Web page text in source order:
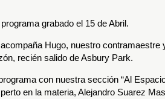
grabado el 15 de Abril.
Hugo, nuestro contramaestre
recién salido de Asbury Park.
con nuestra sección “Al
en la materia, Alejandro Suarez